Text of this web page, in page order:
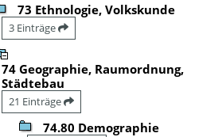
73 Ethnologie, Volkskunde
3 Einträge
74 Geographie, Raumordnung,
Städtebau
21 Einträge
74.80 Demographie